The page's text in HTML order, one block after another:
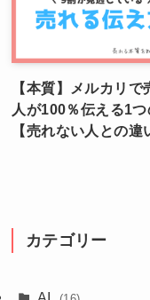
【本質】メルカリで
人が100％伝える1つ
【売れない人との違
カテゴリー